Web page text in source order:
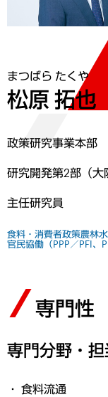
まつばら たくや
松原 拓也
政策研究事業本部
研究開発第2部（
主任研究員
食料・消費者政策農林
官民協働（PPP／PFI、
専門性
専門分野・
食料流通